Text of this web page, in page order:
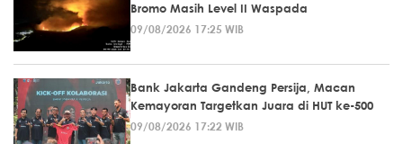
Bromo Masih Level II Waspada
09/08/2026 17:25 WIB
Bank Jakarta Gandeng Persija, Macan
Kemayoran Targetkan Juara di HUT ke-500
09/08/2026 17:22 WIB